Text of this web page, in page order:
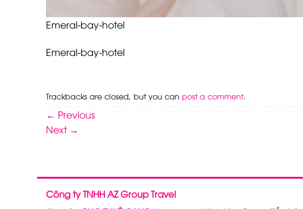
Emeral-bay-hotel
Emeral-bay-hotel
Trackbacks are closed, but you can post a comment.
← Previous
Next →
Công ty TNHH AZ Group Travel